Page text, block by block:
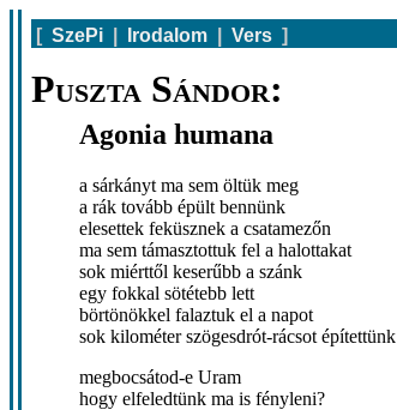
[ SzePi Irodalom Vers ]
Puszta Sándor:
Agonia humana
a sárkányt ma sem öltük meg
a rák tovább épült bennünk
elesettek feküsznek a csatamezőn
ma sem támasztottuk fel a halottakat
sok miérttől keserűbb a szánk
egy fokkal sötétebb lett
börtönökkel falaztuk el a napot
sok kilométer szögesdrót-rácsot építettünk
megbocsátod-e Uram
hogy elfeledtünk ma is fényleni?